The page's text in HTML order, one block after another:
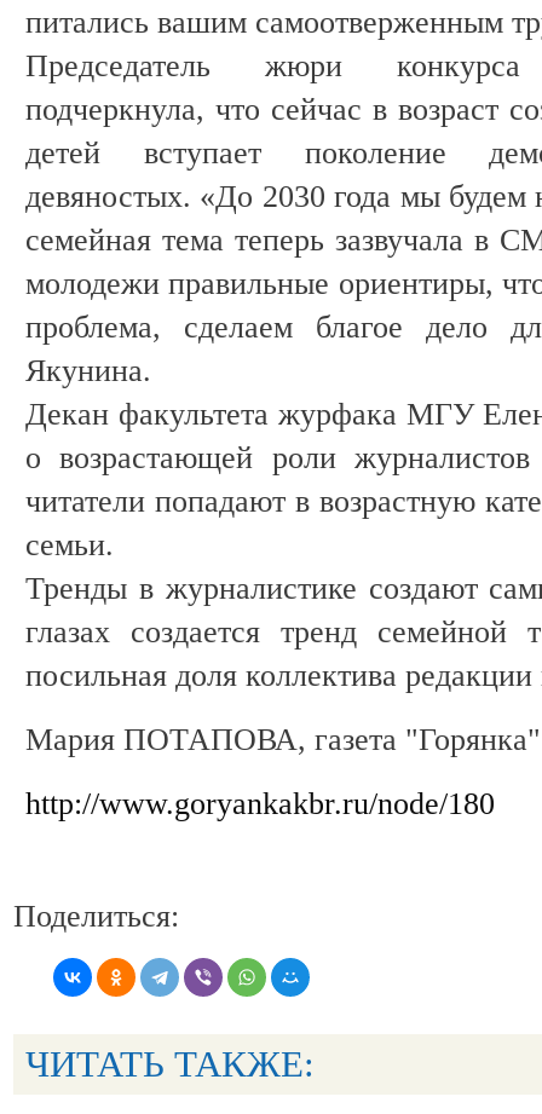
питались вашим самоотверженным
Председатель жюри
подчеркнула, что сейчас в возраст
детей вступает поколение
девяностых. «До 2030 года мы будем
семейная тема теперь зазвучала в
молодежи правильные ориентиры,
проблема, сделаем благое дело
Якунина.
Декан факультета журфака МГУ
о возрастающей роли
читатели попадают в возрастную
семьи.
Тренды в журналистике создают
глазах создается тренд
посильная доля коллектива
Мария ПОТАПОВА, газета "Горянка"
http://www.goryankakbr.ru/node/180
Поделиться:
ЧИТАТЬ ТАКЖЕ: